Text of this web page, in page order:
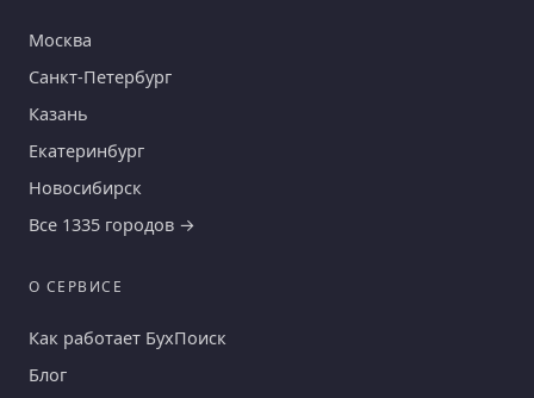
Москва
Санкт-Петербург
Казань
Екатеринбург
Новосибирск
Все 1335 городов →
О СЕРВИСЕ
Как работает БухПоиск
Блог